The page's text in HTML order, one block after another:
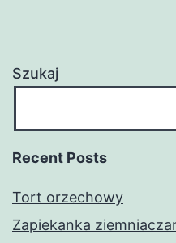
Szukaj
Recent Posts
Tort orzechowy
Zapiekanka